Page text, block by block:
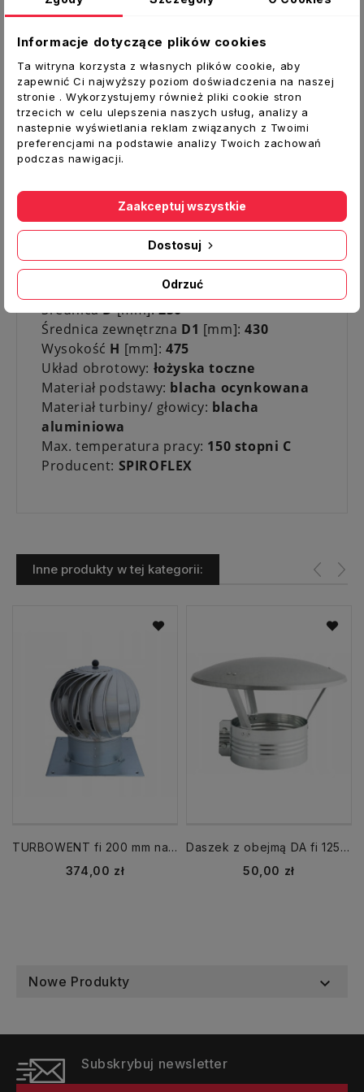
kiedy brak jest ustabilizowanego ciągu
kominowego lub jest on niewystarczający
Zalety:
wysoka wydajność uzyskana
przez odpowiednio kształtowaną głowicę
nasady
dobra odporność na warunki
trwały mechanizm obrotowy zbudowany
na bazie łożysk kulkowych
Dane techniczne:
Typ:TURBOFLEX na rudze dzielony
ŚrednicaD[mm]:250
Średnica zewnętrzna D1 [mm]:430
Wysokość H [mm]:475
Układ obrotowy: łożyska toczne
Materiał podstawy: blacha ocynkowana
Materiał turbiny/ głowicy: blacha
aluminiowa
Max. temperatura pracy: 150 stopni C
Producent: SPIROFLEX
Inne produkty w tej kategorii:
TURBOWENT fi 200 mm nasada na komin TU200OCAL-PK
Cena
374,00 zł
Daszek z obejmą DA fi 125 mm grzybek parasol nasada na komin
Cena
50,00 zł
Nowe Produkty 
Subskrybuj newsletter
Informacje dotyczące plików cookies
Ta witryna korzysta z własnych plików cookie, aby
zapewnić Ci najwyższy poziom doświadczenia na naszej
stronie . Wykorzystujemy również pliki cookie stron
trzecich w celu ulepszenia naszych usług, analizy a
nastepnie wyświetlania reklam związanych z Twoimi
preferencjami na podstawie analizy Twoich zachowań
podczas nawigacji.
Odrzuć
Dostosuj
Zaakceptuj wszystkie